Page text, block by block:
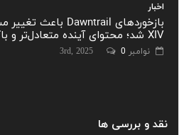
اخبار
XIV شد؛ محتوای آینده متعادل‌تر و باکیفیت‌تر خواهد بود
نوامبر 3rd, 2025 0
نقد و بررسی ها